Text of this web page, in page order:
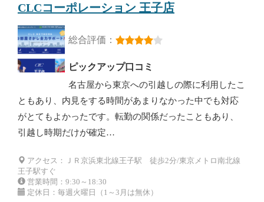
CLCコーポレーション 王子店
総合評価：
ピックアップ口コミ
名古屋から東京への引越しの際に利用したこ
ともあり、内見をする時間があまりなかった中でも対応
がとてもよかったです。転勤の関係だったこともあり、
引越し時期だけが確定…
アクセス：ＪＲ京浜東北線王子駅 徒歩2分/東京メトロ南北線
王子駅すぐ
営業時間：9:30～18:30
定休日：毎週火曜日（1～3月は無休）